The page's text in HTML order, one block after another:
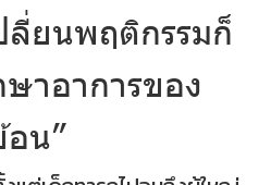
ลี่ยนพฤติกรรมก็
าอาการของ
น”